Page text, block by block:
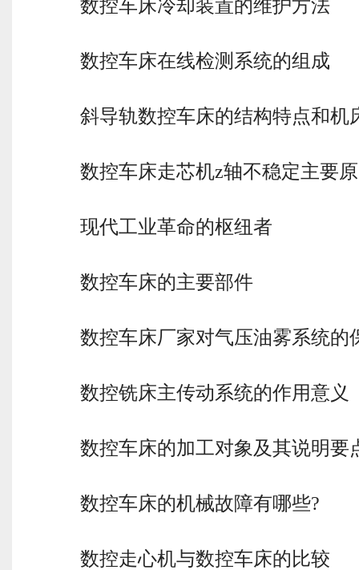
数控车床冷却装置的维护方法
数控车床在线检测系统的组成
斜导轨数控车床的结构特点和
数控车床走芯机z轴不稳定主要
现代工业革命的枢纽者
数控车床的主要部件
数控车床厂家对气压油雾系统
数控铣床主传动系统的作用意义
数控车床的加工对象及其说明
数控车床的机械故障有哪些?
数控走心机与数控车床的比较